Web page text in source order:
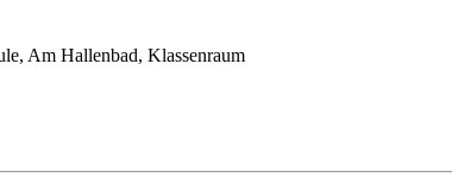
Am Hallenbad, Klassenraum